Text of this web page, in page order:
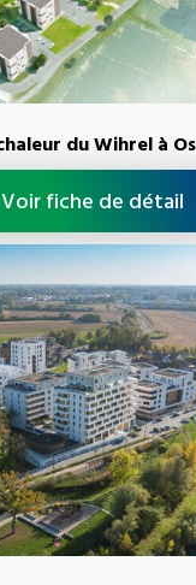
du Wihrel à
Voir fiche de détail